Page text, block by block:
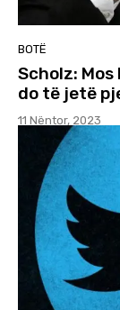
BOTË
Scholz:
do të jetë
11 Nëntor, 2023